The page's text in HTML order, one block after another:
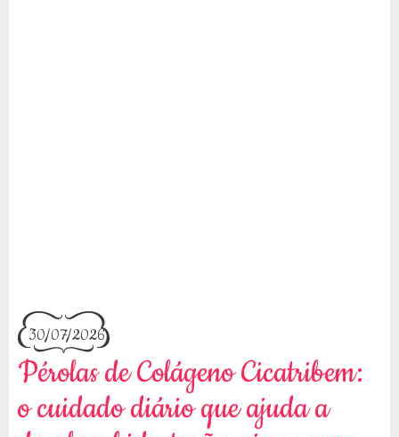
30/07/2026
Pérolas de Colágeno Cicatribem:
o cuidado diário que ajuda a